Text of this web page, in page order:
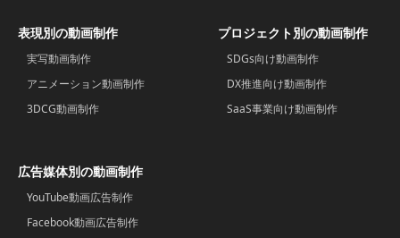
表現別の動画制作
実写動画制作
アニメーション動画制作
3DCG動画制作
プロジェクト別の動画制作
SDGs向け動画制作
DX推進向け動画制作
SaaS事業向け動画制作
広告媒体別の動画制作
YouTube動画広告制作
Facebook動画広告制作